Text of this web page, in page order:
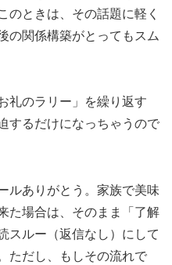
のときは、その話題に軽く
の関係構築がとってもスム
礼のラリー」を繰り返す
するだけになっちゃうので
ルありがとう。家族で美味
た場合は、そのまま「了解
スルー（返信なし）にして
ただし、もしその流れで